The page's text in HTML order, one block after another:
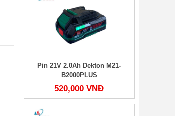
Pin 21V 2.0Ah Dekton M21-
B2000PLUS
520,000 VNĐ